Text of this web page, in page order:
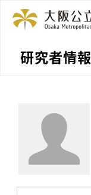
研究者情報